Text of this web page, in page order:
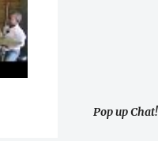
Pop up